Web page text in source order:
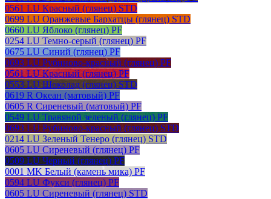
0561 LU Красный (глянец) STD
0699 LU Оранжевые Бархатцы (глянец) STD
0660 LU Яблоко (глянец) PF
0254 LU Темно-серый (глянец) PF
0675 LU Синий (глянец) PF
0693 LU Рубиново-красный (глянец) PF
0561 LU Красный (глянец) PF
0553 LU Шоколад (глянец) STD
0619 R Океан (матовый) PF
0605 R Сиреневый (матовый) PF
0549 LU Травяной зеленый (глянец) PF
0693 LU Рубиново-красный (глянец) STD
0214 LU Зеленый Тенеро (глянец) STD
0605 LU Сиреневый (глянец) PF
0509 LU Черный (глянец) PF
0001 MK Белый (камень мика) PF
0594 LU Фукси (глянец) PF
0605 LU Сиреневый (глянец) STD